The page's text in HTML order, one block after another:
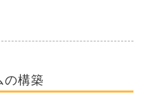
の構築